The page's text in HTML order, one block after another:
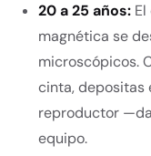
20 a 25 años:El
magnética se
microscópicos.
cinta, depositas
reproductor
equipo.